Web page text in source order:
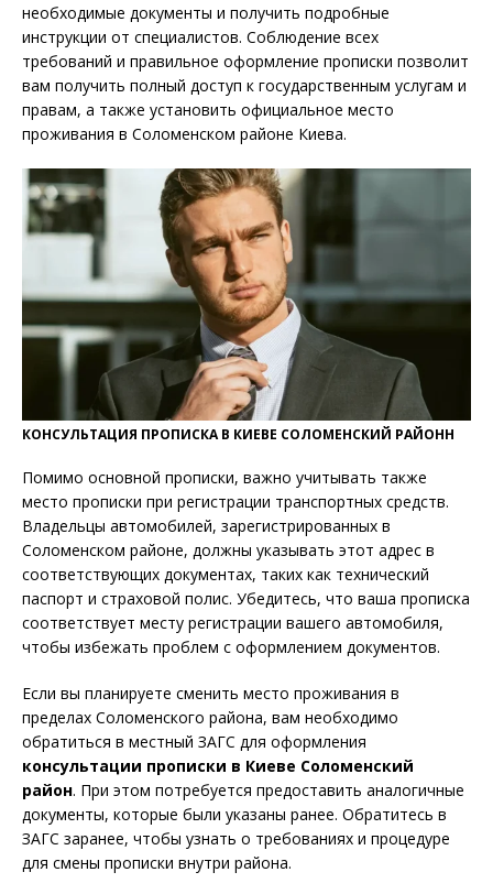
необходимые документы и получить подробные
инструкции от специалистов. Соблюдение всех
требований и правильное оформление прописки позволит
вам получить полный доступ к государственным услугам и
правам, а также установить официальное место
проживания в Соломенском районе Киева.
КОНСУЛЬТАЦИЯ ПРОПИСКА В КИЕВЕ СОЛОМЕНСКИЙ РАЙОНН
Помимо основной прописки, важно учитывать также
место прописки при регистрации транспортных средств.
Владельцы автомобилей, зарегистрированных в
Соломенском районе, должны указывать этот адрес в
соответствующих документах, таких как технический
паспорт и страховой полис. Убедитесь, что ваша прописка
соответствует месту регистрации вашего автомобиля,
чтобы избежать проблем с оформлением документов.
Если вы планируете сменить место проживания в
пределах Соломенского района, вам необходимо
обратиться в местный ЗАГС для оформления
консультации прописки в Киеве Соломенский
район. При этом потребуется предоставить аналогичные
документы, которые были указаны ранее. Обратитесь в
ЗАГС заранее, чтобы узнать о требованиях и процедуре
для смены прописки внутри района.